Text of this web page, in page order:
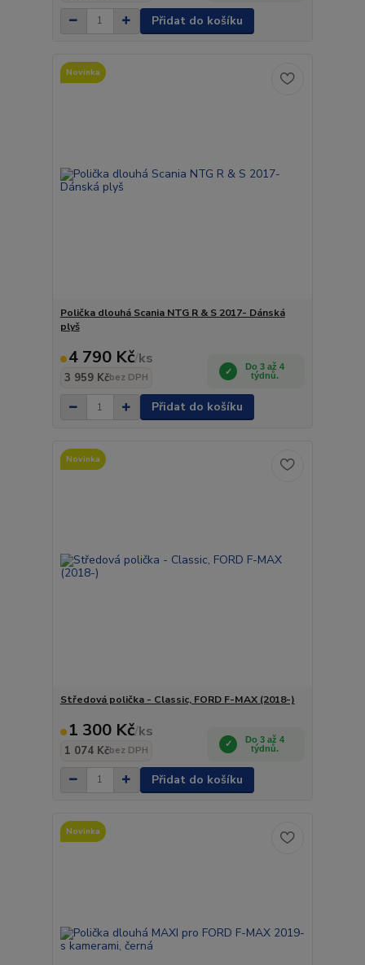
Přidat do košíku
Novinka
Polička dlouhá Scania NTG R & S 2017- Dánská
plyš
4 790 Kč/ks
3 959 Kčbez DPH
Do 3 až 4
týdnů.
Přidat do košíku
Novinka
Středová polička - Classic, FORD F-MAX (2018-)
1 300 Kč/ks
1 074 Kčbez DPH
Do 3 až 4
týdnů.
Přidat do košíku
Novinka